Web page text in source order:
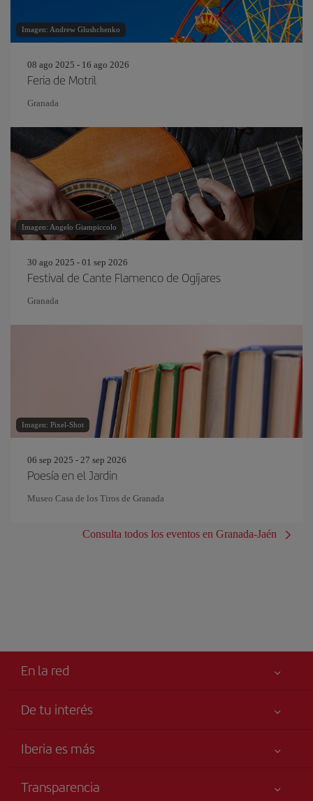
Imagen: Andrew Glushchenko
08 ago 2025 - 16 ago 2026
Feria de Motril
Granada
Imagen: Angelo Giampiccolo
30 ago 2025 - 01 sep 2026
Festival de Cante Flamenco de Ogíjares
Granada
Imagen: Pixel-Shot
06 sep 2025 - 27 sep 2026
Poesía en el Jardin
Museo Casa de los Tiros de Granada
Consulta todos los eventos en Granada-Jaén
En la red
De tu interés
Accesibilidad
Iberia es más
Grupo Iberia
Transparencia